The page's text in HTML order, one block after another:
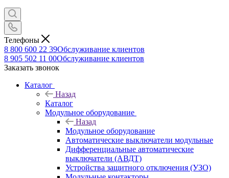
Телефоны
8 800 600 22 39Обслуживание клиентов
8 905 502 11 00Обслуживание клиентов
Заказать звонок
Каталог
Назад
Каталог
Модульное оборудование
Назад
Модульное оборудование
Автоматические выключатели модульные
Дифференциальные автоматические
выключатели (АВДТ)
Устройства защитного отключения (УЗО)